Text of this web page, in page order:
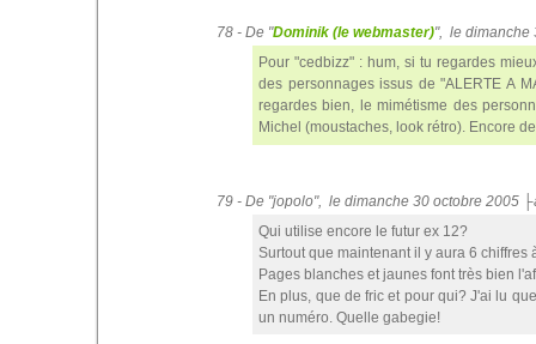
78 - De "Dominik (le webmaster)", le dimanche
Pour "cedbizz" : hum, si tu regardes
des personnages issus de "ALERTE A
regardes bien, le mimétisme des
Michel (moustaches, look rétro). Encore
79 - De "jopolo", le dimanche 30 octobre 2005
Qui utilise encore le futur ex 12?
Surtout que maintenant il y aura 6 chiffres
Pages blanches et jaunes font très bien
En plus, que de fric et pour qui? J'ai lu
un numéro. Quelle gabegie!